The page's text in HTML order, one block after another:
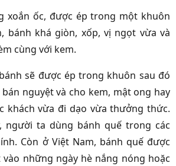
xoắn ốc, được ép trong một khuôn
bánh khá giòn, xốp, vị ngọt vừa và
cùng với kem.
sẽ được ép trong khuôn sau đó
nguyệt và cho kem, mật ong hay
khách vừa đi dạo vừa thưởng thức.
người ta dùng bánh quế trong các
Còn ở Việt Nam, bánh quế được
những ngày hè nắng nóng hoặc